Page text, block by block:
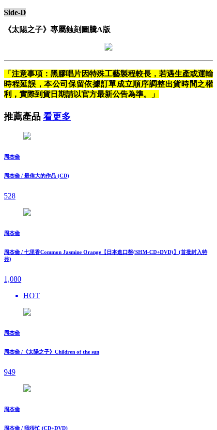
Side-D
《太陽之子》專屬蝕刻圖騰A版
「注意事項：黑膠唱片因特殊工藝製程較長，若遇生產或運輸
時程延誤，本公司保留依據訂單成立順序調整出貨時間之權
利，實際到貨日期請以官方最新公告為準。」
推薦產品 看更多
周杰倫
周杰倫 / 最偉大的作品 (CD)
528
周杰倫
周杰倫 / 七里香Common Jasmine Orange【日本進口盤(SHM-CD+DVD)】(首批封入特
典)
1,080
HOT
周杰倫
周杰倫 /《太陽之子》Children of the sun
949
周杰倫
周杰倫 / 我很忙 (CD+DVD)